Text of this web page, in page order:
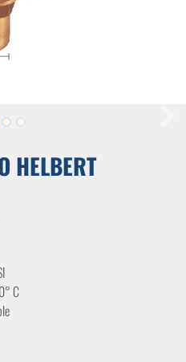
HELBERT
C